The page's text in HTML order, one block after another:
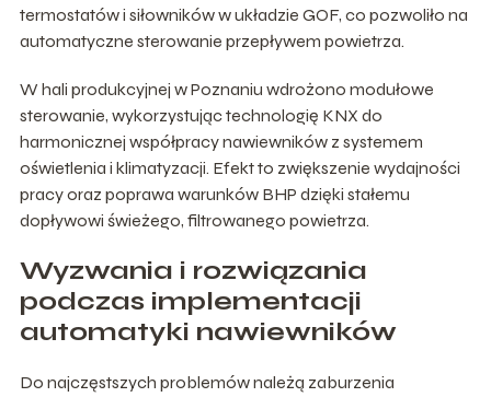
termostatów i siłowników w układzie GOF, co pozwoliło na
automatyczne sterowanie przepływem powietrza.
W hali produkcyjnej w Poznaniu wdrożono modułowe
sterowanie, wykorzystując technologię KNX do
harmonicznej współpracy nawiewników z systemem
oświetlenia i klimatyzacji. Efekt to zwiększenie wydajności
pracy oraz poprawa warunków BHP dzięki stałemu
dopływowi świeżego, filtrowanego powietrza.
Wyzwania i rozwiązania
podczas implementacji
automatyki nawiewników
Do najczęstszych problemów należą zaburzenia